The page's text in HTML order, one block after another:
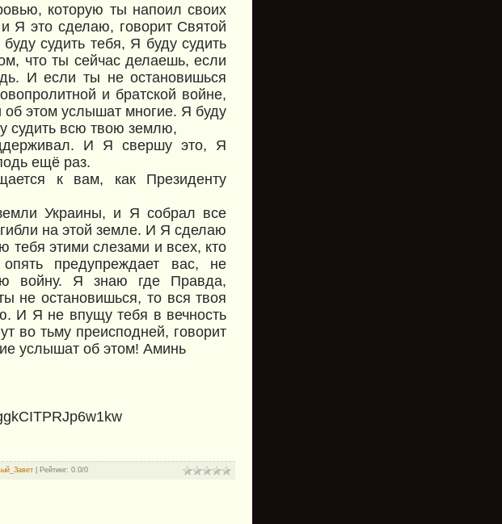
которую ты напоил своих
Я это сделаю, говорит Святой
судить тебя, Я буду судить
что ты сейчас делаешь, если
И если ты не остановишься
и братской войне,
об этом услышат многие. Я буду
судить всю твою землю,
И Я свершу это, Я
ещё раз.
к вам, как Президенту
Украины, и Я собрал все
на этой земле. И Я сделаю
тебя этими слезами и всех, кто
предупреждает вас, не
войну. Я знаю где Правда,
не остановишься, то вся твоя
И Я не впущу тебя в вечность
во тьму преисподней, говорит
услышат об этом! Аминь
Рейтинг:0.0/0